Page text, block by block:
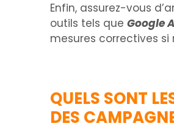
Enfin, assurez-vous
outils tels que Google
mesures correctives si
QUELS SONT
DES